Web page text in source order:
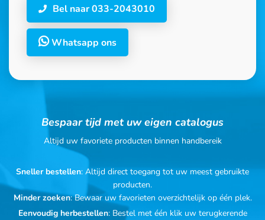
Bel naar 033-2043010
Whatsapp ons
Bespaar tijd met uw eigen catalogus
Altijd uw favoriete producten binnen handbereik
Sneller bestellen: Altijd direct toegang tot uw meest gebruikte
producten.
Minder zoeken: Bewaar uw favorieten overzichtelijk op één plek.
Eenvoudig herbestellen: Bestel met één klik uw terugkerende